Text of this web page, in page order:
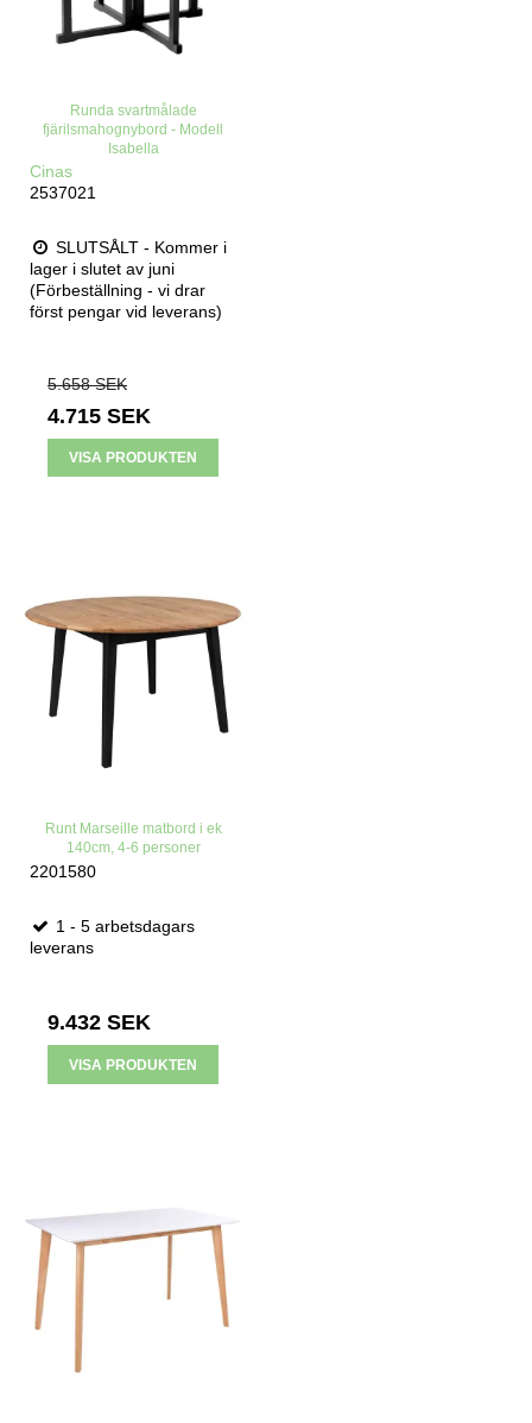
Runda svartmålade
fjärilsmahognybord - Modell
Isabella
Cinas
2537021
SLUTSÅLT - Kommer i
lager i slutet av juni
(Förbeställning - vi drar
först pengar vid leverans)
5.658 SEK
4.715 SEK
VISA PRODUKTEN
Runt Marseille matbord i ek
140cm, 4-6 personer
2201580
1 - 5 arbetsdagars
leverans
9.432 SEK
VISA PRODUKTEN